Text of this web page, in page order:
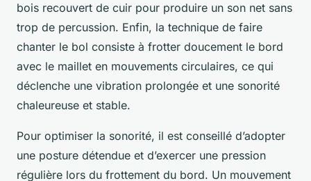
bois recouvert de cuir pour produire un son net sans
trop de percussion. Enfin, la technique de faire
chanter le bol consiste à frotter doucement le bord
avec le maillet en mouvements circulaires, ce qui
déclenche une vibration prolongée et une sonorité
chaleureuse et stable.
Pour optimiser la sonorité, il est conseillé d’adopter
une posture détendue et d’exercer une pression
régulière lors du frottement du bord. Un mouvement